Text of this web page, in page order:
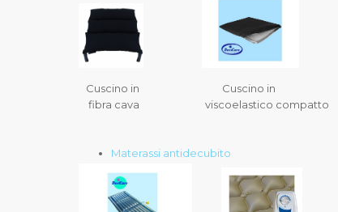
Cuscino in Cuscino in
fibra cava viscoelastico compatto
Materassi antidecubito